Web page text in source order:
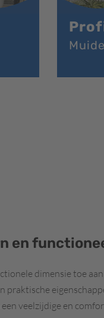
en
dimensie toe
praktische
veelzijdige en